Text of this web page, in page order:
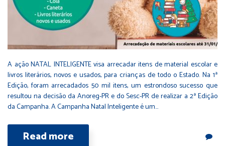
A ação NATAL INTELIGENTE visa arrecadar itens de material escolar e
livros literários, novos e usados, para crianças de todo o Estado. Na 1ª
Edição, foram arrecadados 50 mil itens, um estrondoso sucesso que
resultou na decisão da Anoreg-PR e do Sesc-PR de realizar a 2ª Edição
da Campanha. A Campanha Natal Inteligente é um…
Read more